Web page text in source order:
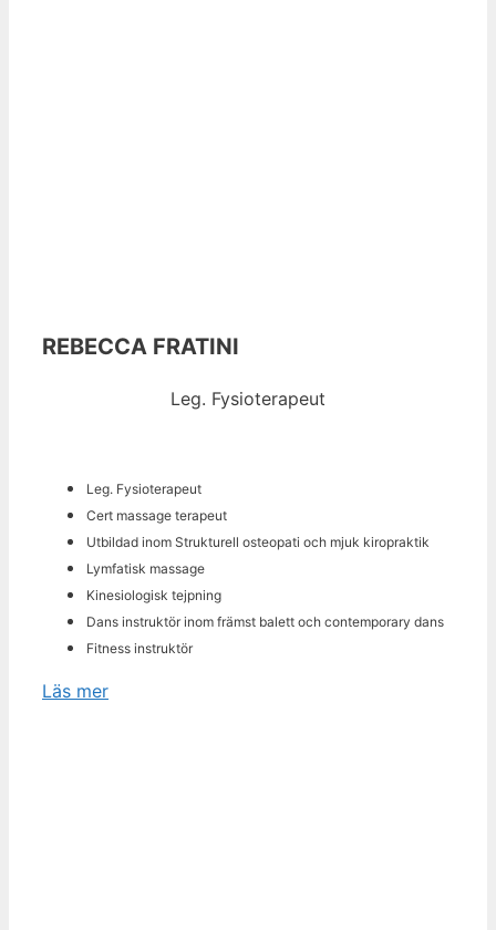
REBECCA FRATINI
Leg. Fysioterapeut
Leg. Fysioterapeut
Cert massage terapeut
Utbildad inom Strukturell osteopati och mjuk kiropraktik
Lymfatisk massage
Kinesiologisk tejpning
Dans instruktör inom främst balett och contemporary dans
Fitness instruktör
Läs mer